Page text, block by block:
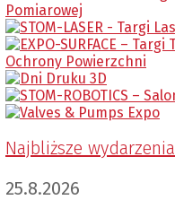
Najbliższe wydarzenia
25.8.2026